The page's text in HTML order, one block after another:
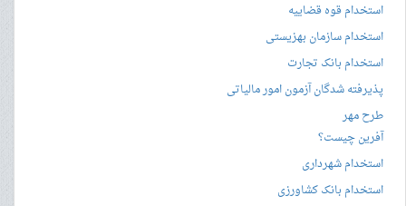
استخدام قوه قضاییه
استخدام سازمان بهزیستی
استخدام بانک تجارت
پذیرفته شدگان آزمون امور مالیاتی
طرح مهر
آفرین چیست؟
استخدام شهرداری
استخدام بانک کشاورزی